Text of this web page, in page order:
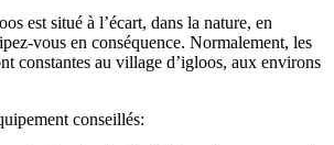
est situé à l’écart, dans la nature, en
vous en conséquence. Normalement, les
constantes au village d’igloos, aux environs
conseillés: